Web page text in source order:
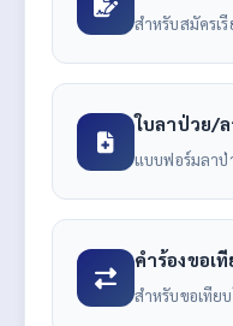
สำหรับสมัครเ
ใบลาป่วย/ล
แบบฟอร์มลาป่
คำร้องขอเ
สำหรับขอเทีย